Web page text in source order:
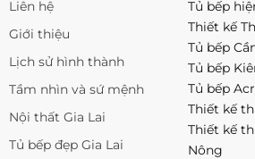
Liên hệ
Giới thiệu
Lịch sử hình thành
Tầm nhìn và sứ mệnh
Nội thất Gia Lai
Tủ bếp đẹp Gia Lai
Tủ bếp
Thiết kế
Tủ bếp
Tủ bếp
Tủ bếp
Thiết kế
Thiết kế
Nông